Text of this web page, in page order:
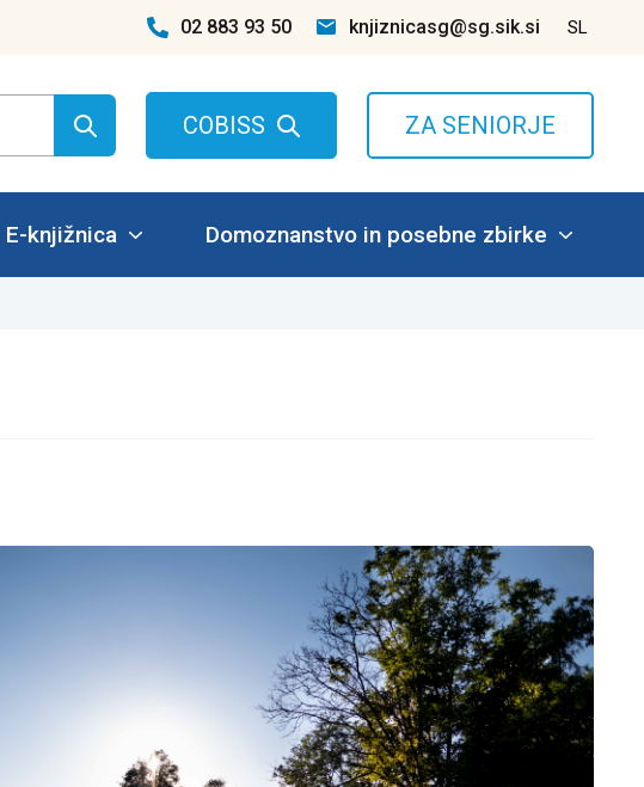
02 883 93 50 knjiznicasg@sg.sik.si SL
COBISS ZA SENIORJE
E-knjižnica Domoznanstvo in posebne zbirke